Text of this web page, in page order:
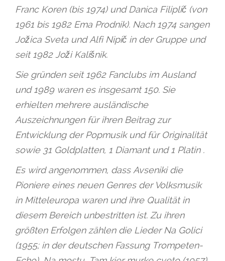
Franc Koren (bis 1974) und Danica Filiplič (von
1961 bis 1982 Ema Prodnik). Nach 1974 sangen
Jožica Sveta und Alfi Nipič in der Gruppe und
seit 1982 Joži Kališnik.
Sie gründen seit 1962 Fanclubs im Ausland
und 1989 waren es insgesamt 150. Sie
erhielten mehrere ausländische
Auszeichnungen für ihren Beitrag zur
Entwicklung der Popmusik und für Originalität
sowie 31 Goldplatten, 1 Diamant und 1 Platin .
Es wird angenommen, dass Avseniki die
Pioniere eines neuen Genres der Volksmusik
in Mitteleuropa waren und ihre Qualität in
diesem Bereich unbestritten ist. Zu ihren
größten Erfolgen zählen die Lieder Na Golici
(1955; in der deutschen Fassung Trompeten-